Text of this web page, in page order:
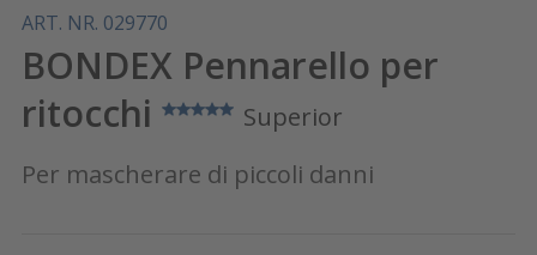
ART. NR. 029770
BONDEX Pennarello per
ritocchi
Superior
Per mascherare di piccoli danni